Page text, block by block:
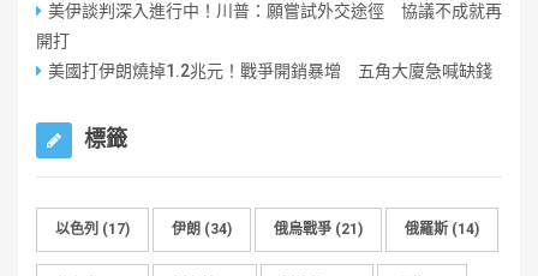
美伊談判深入進行中！川普：願嘗試外交途徑 協議不成就再
開打
美國打伊朗燒掉1.2兆元！戰爭開銷暴增 五角大廈急喊缺錢
標籤
以色列 (17) 伊朗 (34) 俄烏戰爭 (21) 俄羅斯 (14)